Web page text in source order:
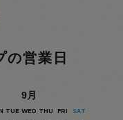
の営業日
9月
TUE WED THU FRI SAT